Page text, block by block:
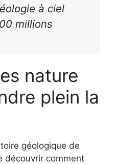
à ciel
millions
nature
plein la
géologique de
découvrir comment